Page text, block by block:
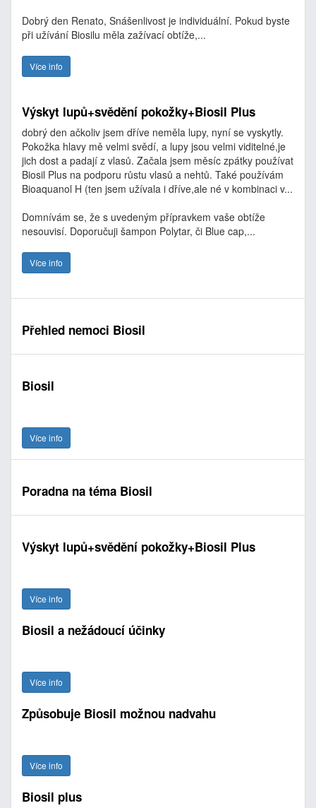
Dobrý den Renato, Snášenlivost je individuální. Pokud byste
při užívání Biosilu měla zažívací obtíže,...
Více info
Výskyt lupů+svědění pokožky+Biosil Plus
dobrý den ačkoliv jsem dříve neměla lupy, nyní se vyskytly.
Pokožka hlavy mě velmi svědí, a lupy jsou velmi viditelné,je
jich dost a padají z vlasů. Začala jsem měsíc zpátky používat
Biosil Plus na podporu růstu vlasů a nehtů. Také používám
Bioaquanol H (ten jsem užívala i dříve,ale né v kombinaci v...
Domnívám se, že s uvedeným přípravkem vaše obtíže
nesouvisí. Doporučuji šampon Polytar, či Blue cap,...
Více info
Přehled nemoci Biosil
Biosil
Více info
Poradna na téma Biosil
Výskyt lupů+svědění pokožky+Biosil Plus
Více info
Biosil a nežádoucí účinky
Více info
Způsobuje Biosil možnou nadvahu
Více info
Biosil plus